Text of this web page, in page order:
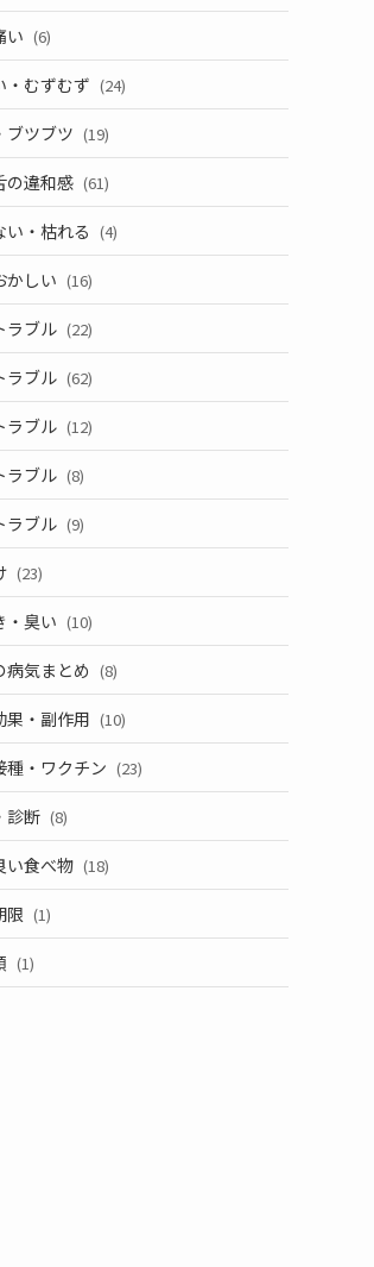
い (6)
・むずむず (24)
ブツブツ (19)
の違和感 (61)
い・枯れる (4)
かしい (16)
ラブル (22)
ラブル (62)
ラブル (12)
ラブル (8)
ラブル (9)
(23)
・臭い (10)
病気まとめ (8)
果・副作用 (10)
種・ワクチン (23)
診断 (8)
い食べ物 (18)
限 (1)
(1)